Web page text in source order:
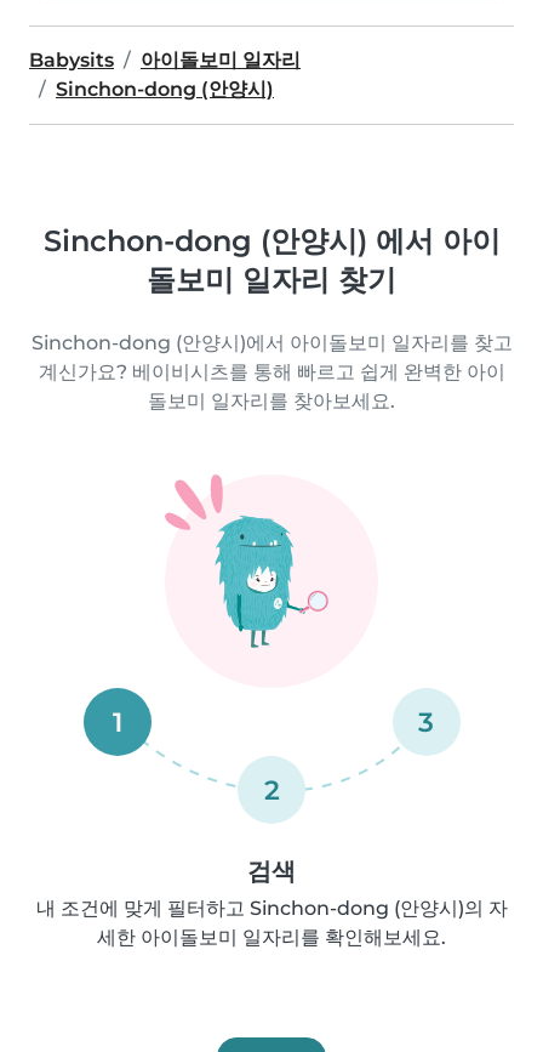
Babysits
아이돌보미 일자리
Sinchon-dong (안양시)
Sinchon-dong (안양시) 에서 아이
돌보미 일자리 찾기
Sinchon-dong (안양시)에서 아이돌보미 일자리를 찾고
계신가요? 베이비시츠를 통해 빠르고 쉽게 완벽한 아이
돌보미 일자리를 찾아보세요.
1
2
3
검색
내 조건에 맞게 필터하고 Sinchon-dong (안양시)의 자
세한 아이돌보미 일자리를 확인해보세요.